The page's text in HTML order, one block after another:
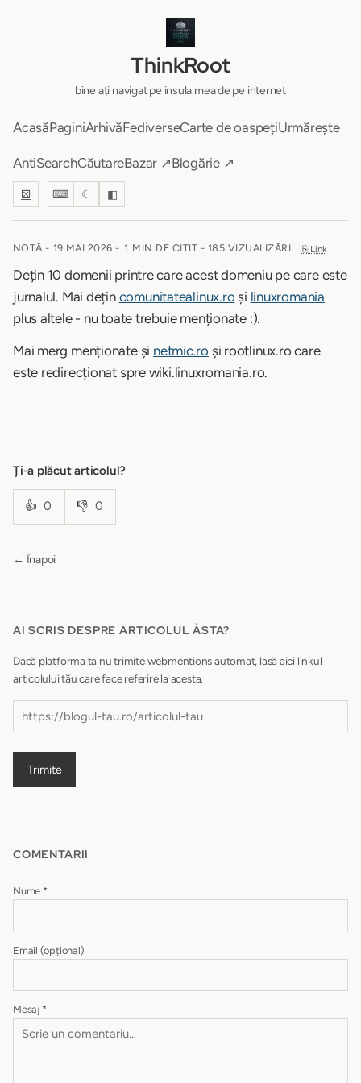
ThinkRoot
bine ați navigat pe insula mea de pe internet
AcasăPaginiArhivăFediverseCarte de oaspețiUrmărește
AntiSearchCăutareBazar ↗Blogărie ↗
⚄ ⌨ ☾ ◧
NOTĂ - 19 MAI 2026 - 1 MIN DE CITIT - 185 VIZUALIZĂRI ⎘ Link
Dețin 10 domenii printre care acest domeniu pe care este
jurnalul. Mai dețin comunitatealinux.ro și linuxromania
plus altele - nu toate trebuie menționate :).
Mai merg menționate și netmic.ro și rootlinux.ro care
este redirecționat spre wiki.linuxromania.ro.
Ți-a plăcut articolul?
👍 0 👎 0
← Înapoi
AI SCRIS DESPRE ARTICOLUL ĂSTA?
Dacă platforma ta nu trimite webmentions automat, lasă aici linkul
articolului tău care face referire la acesta.
Trimite
COMENTARII
Nume *
Email (opțional)
Mesaj *